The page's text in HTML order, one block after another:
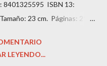
8401325595 ISBN 13:
23 cm. Páginas: 211.
amarillentas por el
es un abogado prometedor
LEYENDO...